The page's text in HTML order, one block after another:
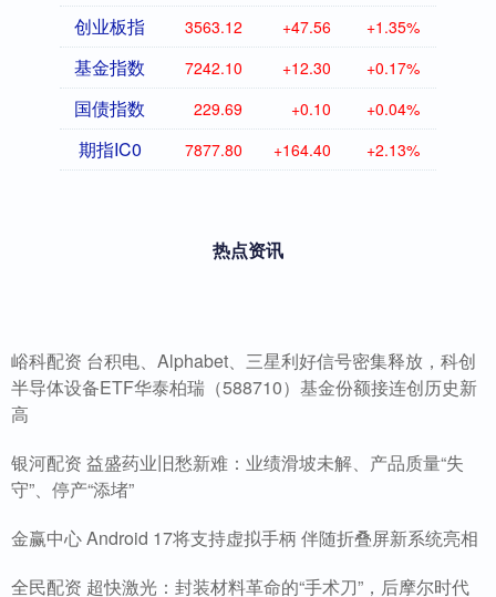
创业板指 3563.12 +47.56 +1.35%
基金指数 7242.10 +12.30 +0.17%
国债指数 229.69 +0.10 +0.04%
期指IC0 7877.80 +164.40 +2.13%
热点资讯
峪科配资 台积电、Alphabet、三星利好信号密集释放，科创
半导体设备ETF华泰柏瑞（588710）基金份额接连创历史新
高
银河配资 益盛药业旧愁新难：业绩滑坡未解、产品质量“失
守”、停产“添堵”
金赢中心 Android 17将支持虚拟手柄 伴随折叠屏新系统亮相
全民配资 超快激光：封装材料革命的“手术刀”，后摩尔时代